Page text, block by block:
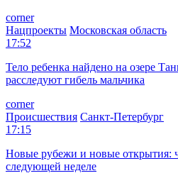
corner
Нацпроекты Московская область
17:52
Тело ребенка найдено на озере
расследуют гибель мальчика
corner
Происшествия Санкт-Петербург
17:15
Новые рубежи и новые открытия:
следующей неделе